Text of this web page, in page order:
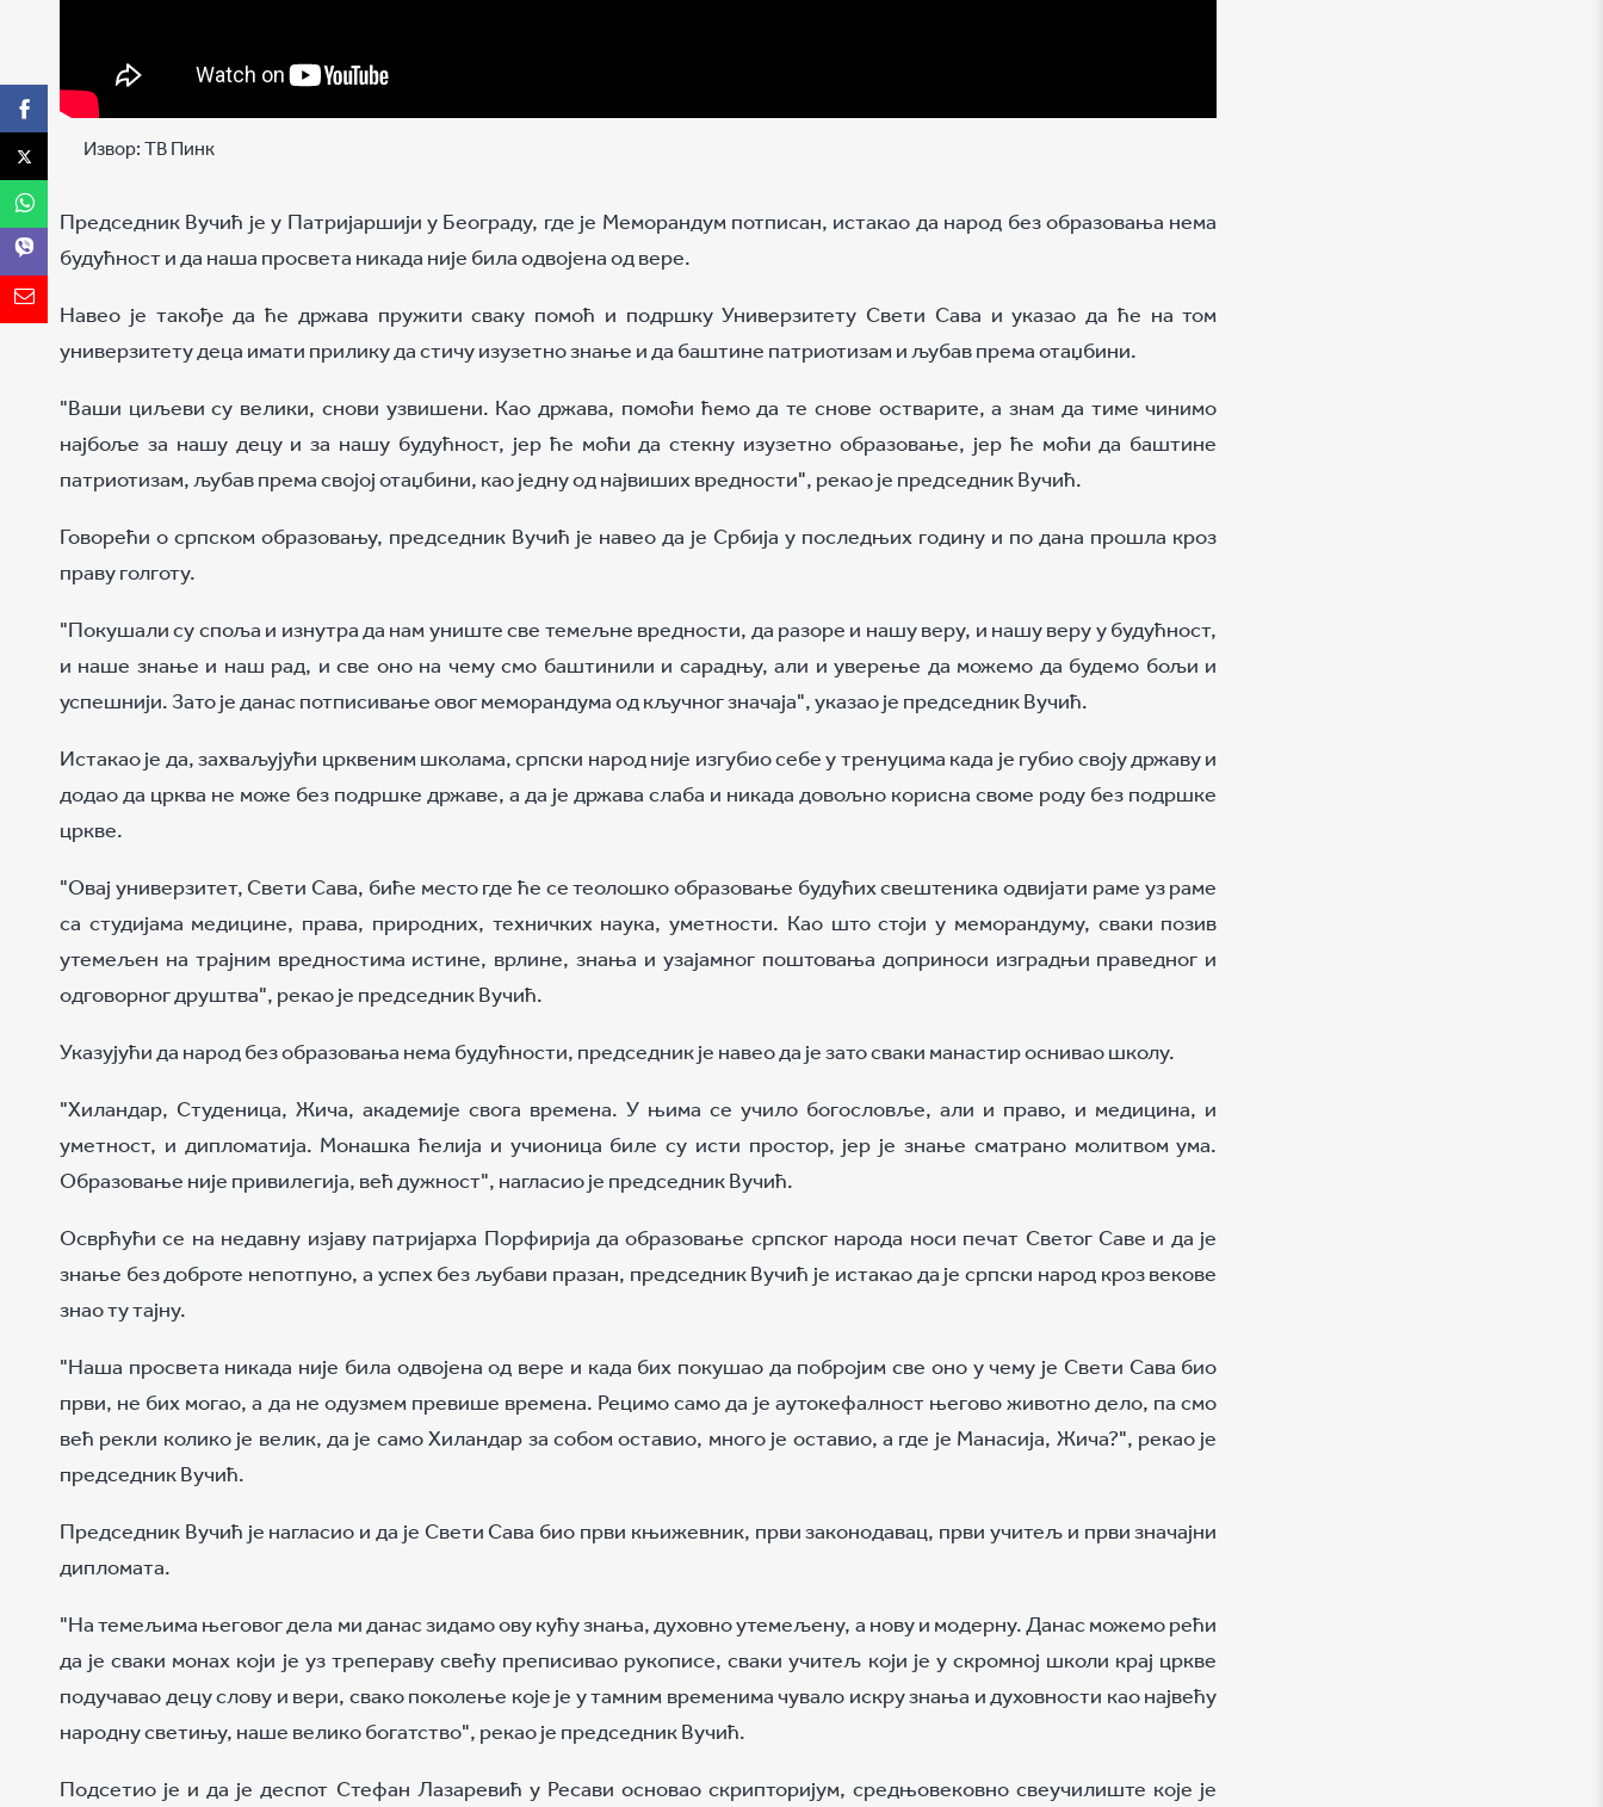
Извор: ТВ Пинк
Председник Вучић је у Патријаршији у Београду, где је Меморандум потписан, истакао да народ без образовања нема
будућност и да наша просвета никада није била одвојена од вере.
Навео је такође да ће држава пружити сваку помоћ и подршку Универзитету Свети Сава и указао да ће на том
универзитету деца имати прилику да стичу изузетно знање и да баштине патриотизам и љубав према отаџбини.
"Ваши циљеви су велики, снови узвишени. Као држава, помоћи ћемо да те снове остварите, а знам да тиме чинимо
најбоље за нашу децу и за нашу будућност, јер ће моћи да стекну изузетно образовање, јер ће моћи да баштине
патриотизам, љубав према својој отаџбини, као једну од највиших вредности", рекао је председник Вучић.
Говорећи о српском образовању, председник Вучић је навео да је Србија у последњих годину и по дана прошла кроз
праву голготу.
"Покушали су споља и изнутра да нам униште све темељне вредности, да разоре и нашу веру, и нашу веру у будућност,
и наше знање и наш рад, и све оно на чему смо баштинили и сарадњу, али и уверење да можемо да будемо бољи и
успешнији. Зато је данас потписивање овог меморандума од кључног значаја", указао је председник Вучић.
Истакао је да, захваљујући црквеним школама, српски народ није изгубио себе у тренуцима када је губио своју државу и
додао да црква не може без подршке државе, а да је држава слаба и никада довољно корисна своме роду без подршке
цркве.
"Овај универзитет, Свети Сава, биће место где ће се теолошко образовање будућих свештеника одвијати раме уз раме
са студијама медицине, права, природних, техничких наука, уметности. Као што стоји у меморандуму, сваки позив
утемељен на трајним вредностима истине, врлине, знања и узајамног поштовања доприноси изградњи праведног и
одговорног друштва", рекао је председник Вучић.
Указујући да народ без образовања нема будућности, председник је навео да је зато сваки манастир оснивао школу.
"Хиландар, Студеница, Жича, академије свога времена. У њима се учило богословље, али и право, и медицина, и
уметност, и дипломатија. Монашка ћелија и учионица биле су исти простор, јер је знање сматрано молитвом ума.
Образовање није привилегија, већ дужност", нагласио је председник Вучић.
Осврћући се на недавну изјаву патријарха Порфирија да образовање српског народа носи печат Светог Саве и да је
знање без доброте непотпуно, а успех без љубави празан, председник Вучић је истакао да је српски народ кроз векове
знао ту тајну.
"Наша просвета никада није била одвојена од вере и када бих покушао да побројим све оно у чему је Свети Сава био
први, не бих могао, а да не одузмем превише времена. Рецимо само да је аутокефалност његово животно дело, па смо
већ рекли колико је велик, да је само Хиландар за собом оставио, много је оставио, а где је Манасија, Жича?", рекао је
председник Вучић.
Председник Вучић је нагласио и да је Свети Сава био први књижевник, први законодавац, први учитељ и први значајни
дипломата.
"На темељима његовог дела ми данас зидамо ову кућу знања, духовно утемељену, а нову и модерну. Данас можемо рећи
да је сваки монах који је уз трепераву свећу преписивао рукописе, сваки учитељ који је у скромној школи крај цркве
подучавао децу слову и вери, свако поколење које је у тамним временима чувало искру знања и духовности као највећу
народну светињу, наше велико богатство", рекао је председник Вучић.
Подсетио је и да је деспот Стефан Лазаревић у Ресави основао скрипторијум, средњовековно свеучилиште које је